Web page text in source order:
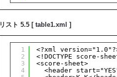
リスト 5.5 [ table1.xml ]
1
2
3
4
<?xml
<!DOCTYPE score-
<score-sheet>
<header